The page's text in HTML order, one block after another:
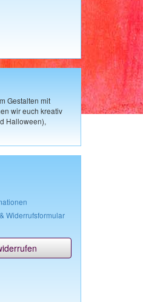
Gestalten mit
wir euch kreativ
Halloween),
Widerrufsformular